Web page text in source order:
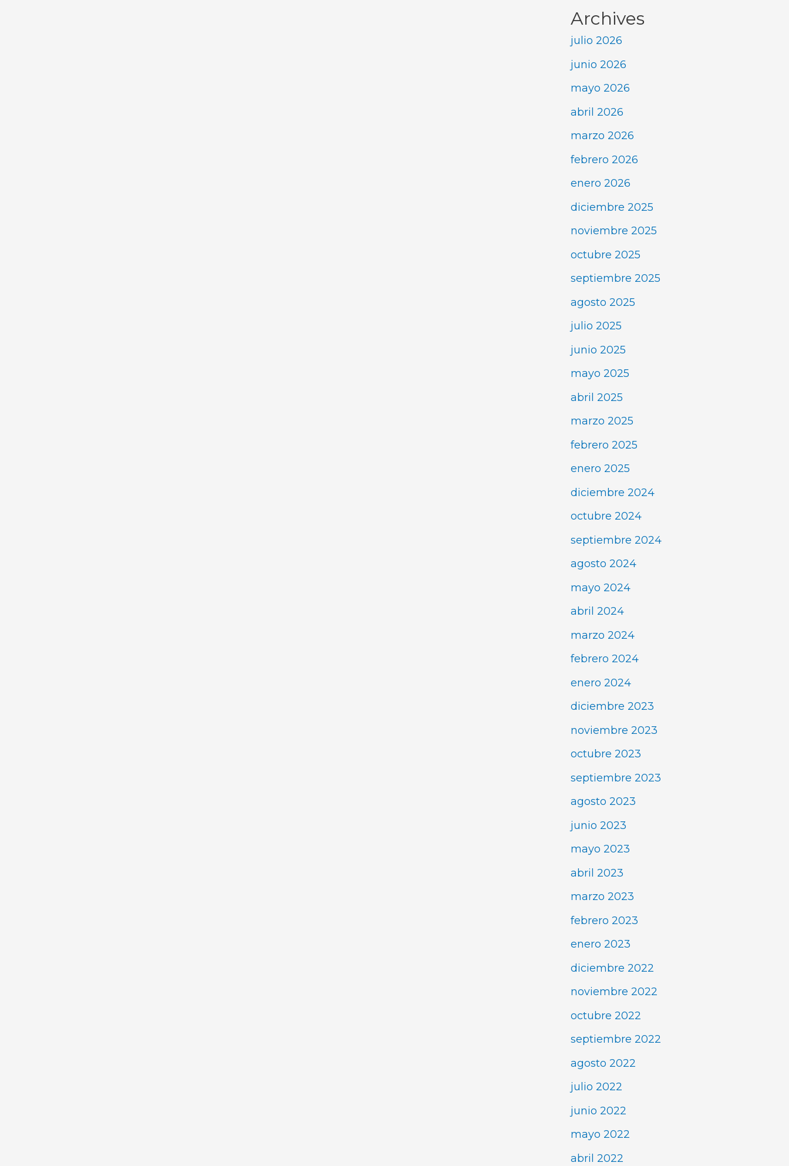
Archives
julio 2026
junio 2026
mayo 2026
abril 2026
marzo 2026
febrero 2026
enero 2026
diciembre 2025
noviembre 2025
octubre 2025
septiembre 2025
agosto 2025
julio 2025
junio 2025
mayo 2025
abril 2025
marzo 2025
febrero 2025
enero 2025
diciembre 2024
octubre 2024
septiembre 2024
agosto 2024
mayo 2024
abril 2024
marzo 2024
febrero 2024
enero 2024
diciembre 2023
noviembre 2023
octubre 2023
septiembre 2023
agosto 2023
junio 2023
mayo 2023
abril 2023
marzo 2023
febrero 2023
enero 2023
diciembre 2022
noviembre 2022
octubre 2022
septiembre 2022
agosto 2022
julio 2022
junio 2022
mayo 2022
abril 2022